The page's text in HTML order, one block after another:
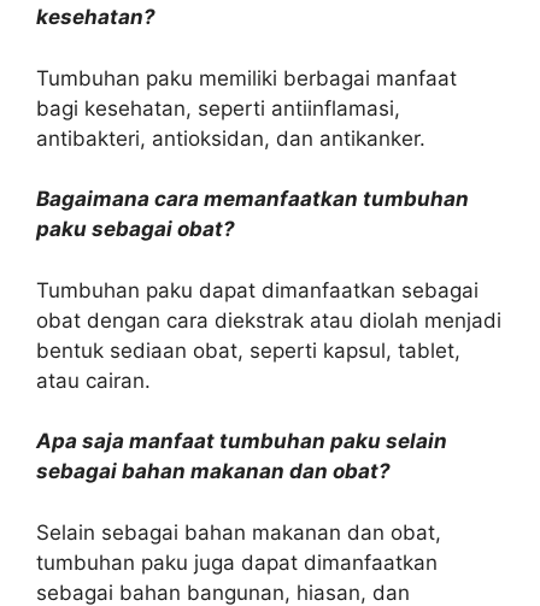
kesehatan?
Tumbuhan paku memiliki berbagai manfaat
bagi kesehatan, seperti antiinflamasi,
antibakteri, antioksidan, dan antikanker.
Bagaimana cara memanfaatkan tumbuhan
paku sebagai obat?
Tumbuhan paku dapat dimanfaatkan sebagai
obat dengan cara diekstrak atau diolah menjadi
bentuk sediaan obat, seperti kapsul, tablet,
atau cairan.
Apa saja manfaat tumbuhan paku selain
sebagai bahan makanan dan obat?
Selain sebagai bahan makanan dan obat,
tumbuhan paku juga dapat dimanfaatkan
sebagai bahan bangunan, hiasan, dan